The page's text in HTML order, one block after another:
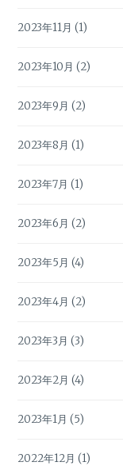
2023年11月 (1)
2023年10月 (2)
2023年9月 (2)
2023年8月 (1)
2023年7月 (1)
2023年6月 (2)
2023年5月 (4)
2023年4月 (2)
2023年3月 (3)
2023年2月 (4)
2023年1月 (5)
2022年12月 (1)